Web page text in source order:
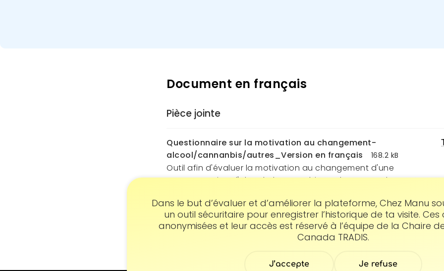
Consentement
Dans le but d’évaluer et d’améliorer la plateforme, Chez Manu
un outil sécuritaire pour enregistrer l’historique de ta visite.
anonymisées et leur accès est réservé à l’équipe de la Chaire
Canada TRADIS.
J’accepte Je refuse
Document en français
Pièce jointe
Questionnaire sur la motivation au changement-
alcool/cannanbis/autres_Version en français
168.2 kB
Outil afin d'évaluer la motivation au changement d'une
consommation d'alcool, de cannabis ou des autres drogues.
Questionnaire" (RCQ) de Heather, N., & Rollnick, S. (1993).
Dernière mise à jour : 13 mai 2025
Partage cette page